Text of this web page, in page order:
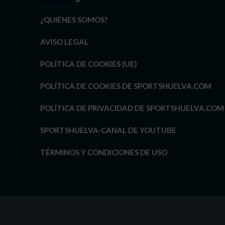
¿QUIÉNES SOMOS?
AVISO LEGAL
POLÍTICA DE COOKIES (UE)
POLÍTICA DE COOKIES DE SPORTSHUELVA.COM
POLÍTICA DE PRIVACIDAD DE SPORTSHUELVA.COM
SPORTSHUELVA-CANAL DE YOUTUBE
TÉRMINOS Y CONDICIONES DE USO